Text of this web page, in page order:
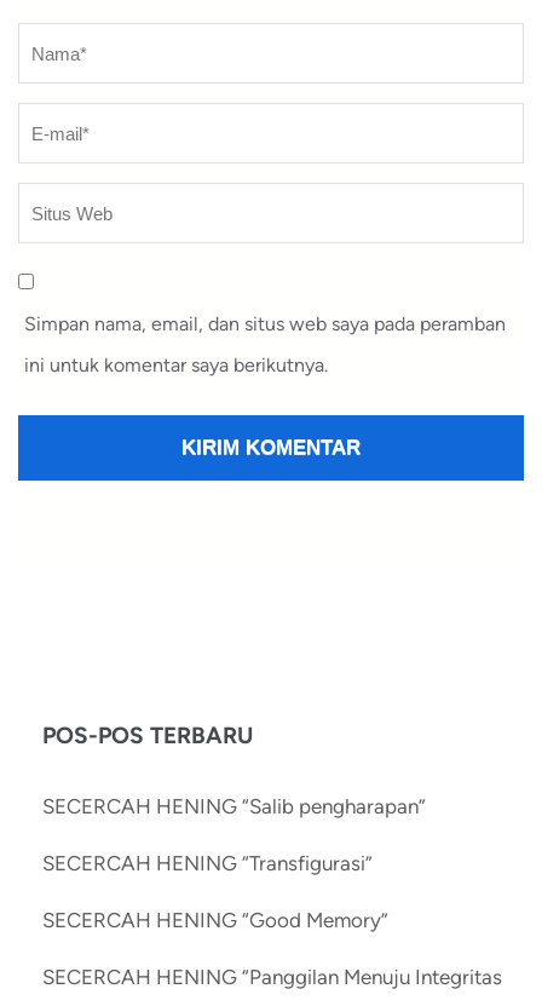
Nama
Simpan nama, email, dan situs web saya pada peramban
ini untuk komentar saya berikutnya.
POS-POS TERBARU
SECERCAH HENING “Salib pengharapan”
SECERCAH HENING “Transfigurasi”
SECERCAH HENING “Good Memory”
SECERCAH HENING “Panggilan Menuju Integritas